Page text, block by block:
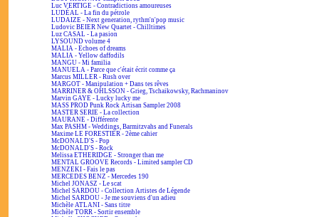
Luc VERTIGE - Contradictions amoureuses
LUDÉAL - La fin du pétrole
LUDAIZE - Next generation, rythm'n'pop music
Ludovic BEIER New Quartet - Chilltimes
Luz CASAL - La pasion
LYSOUND volume 4
MALIA - Echoes of dreams
MALIA - Yellow daffodils
MANGU - Mi familia
MANUELA - Parce que c'était écrit comme ça
Marcus MILLER - Rush over
MARGOT - Manipulation + Dans tes rêves
MARRINER & OHLSSON - Grieg, Tschaikowsky, Rachmaninov
Marvin GAYE - Lucky lucky me
MASS PROD Punk Rock Artisan Sampler 2008
MASTER SERIE - La collection
MAURANE - Différente
Max PASHM - Weddings, Barmitzvahs and Funerals
Maxime LE FORESTIER - 2ème cahier
McDONALD'S - Pop
McDONALD'S - Rock
Melissa ETHERIDGE - Stronger than me
MENTAL GROOVE Records - Limited sampler CD
MENZEKI - Fais le pas
MERCEDES BENZ - Mercedes 190
Michel JONASZ - Le scat
Michel SARDOU - Collection Artistes de Légende
Michel SARDOU - Je me souviens d'un adieu
Michèle ATLANI - Sans titre
Michèle TORR - Sortir ensemble